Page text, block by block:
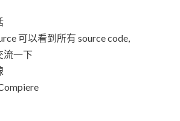
可以看到所有 source code,
流一下